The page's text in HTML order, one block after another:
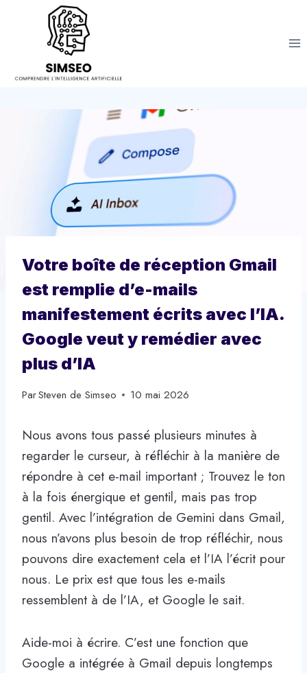
Votre boîte de réception Gmail
est remplie d’e-mails
manifestement écrits avec l’IA.
Google veut y remédier avec
plus d’IA
ParSteven de Simseo 10 mai 2026
Nous avons tous passé plusieurs minutes à
regarder le curseur, à réfléchir à la manière de
répondre à cet e-mail important ; Trouvez le ton
à la fois énergique et gentil, mais pas trop
gentil. Avec l’intégration de Gemini dans Gmail,
nous n’avons plus besoin de trop réfléchir, nous
pouvons dire exactement cela et l’IA l’écrit pour
nous. Le prix est que tous les e-mails
ressemblent à de l’IA, et Google le sait.
Aide-moi à écrire. C’est une fonction que
Google a intégrée à Gmail depuis longtemps